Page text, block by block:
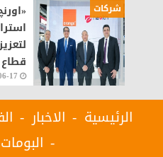
شركات
17
الرئيسية الاخبار